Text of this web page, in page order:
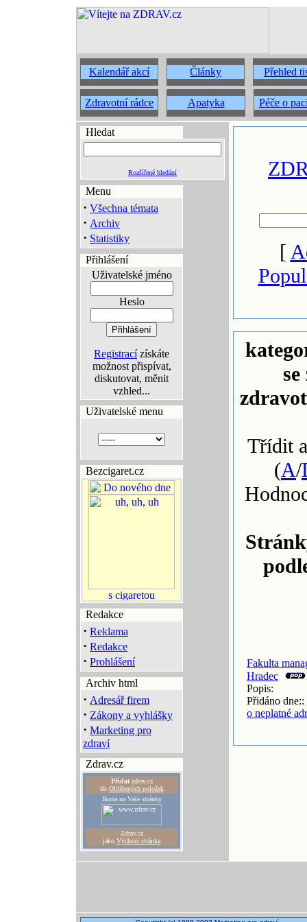
Kalendář akcí Články Přehled
Zdravotní rádce Apatyka Péče o
Hledat
Rozšířené hledání
Menu
· Všechna témata
· Archiv
· Statistiky
Přihlášení
Uživatelské jméno
Heslo
Registracízískáte
možnost přispívat,
diskutovat, měnit
vzhled...
Uživatelské menu
Bezcigaret.cz
Redakce
· Reklama
· Redakce
· Prohlášení
Archiv html
· Adresář firem
· Zákony a vyhlášky
· Marketing pro
zdraví
Zdrav.cz
Přidatzdrav.cz
do Oblíbených položek
Ikona na Vaše stránky
Zdrav.cz
jako Výchozí stránka
[
Třídit
(A/
Fakulta
Hradec
Popis:
Přidáno
o neplatné